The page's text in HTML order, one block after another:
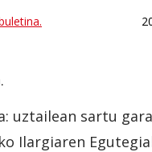
uztailean sartu
Ilargiaren